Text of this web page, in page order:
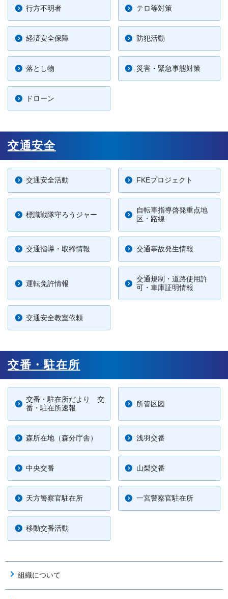
行方不明者 テロ等対策
経済安全保障 防犯活動
落とし物 災害・緊急事態対策
ドローン
交通安全
交通安全活動 FKEプロジェクト
標識戦隊守ろうジャー
自転車指導啓発重点地
区・路線
交通指導・取締情報 交通事故発生情報
運転免許情報
交通規制・道路使用許
可・車庫証明情報
交通安全教室依頼
交番・駐在所
交番・駐在所だより 交
番・駐在所速報
所管区図
森所在地（森分庁舎） 浅羽交番
中央交番 山梨交番
天方警察官駐在所 一宮警察官駐在所
移動交番活動
組織について